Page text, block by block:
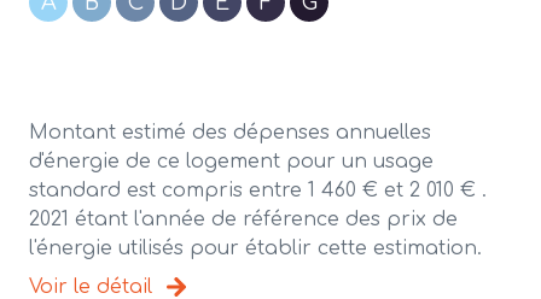
Montant estimé des dépenses annuelles
d'énergie de ce logement pour un usage
standard est compris entre 1 460 € et 2 010 € .
2021 étant l'année de référence des prix de
l'énergie utilisés pour établir cette estimation.
Voir le détail